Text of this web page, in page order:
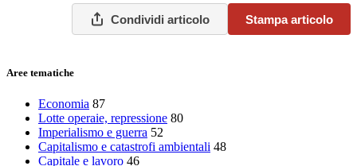
Condividi articolo Stampa articolo
Aree tematiche
Economia 87
Lotte operaie, repressione 80
Imperialismo e guerra 52
Capitalismo e catastrofi ambientali 48
Capitale e lavoro 46